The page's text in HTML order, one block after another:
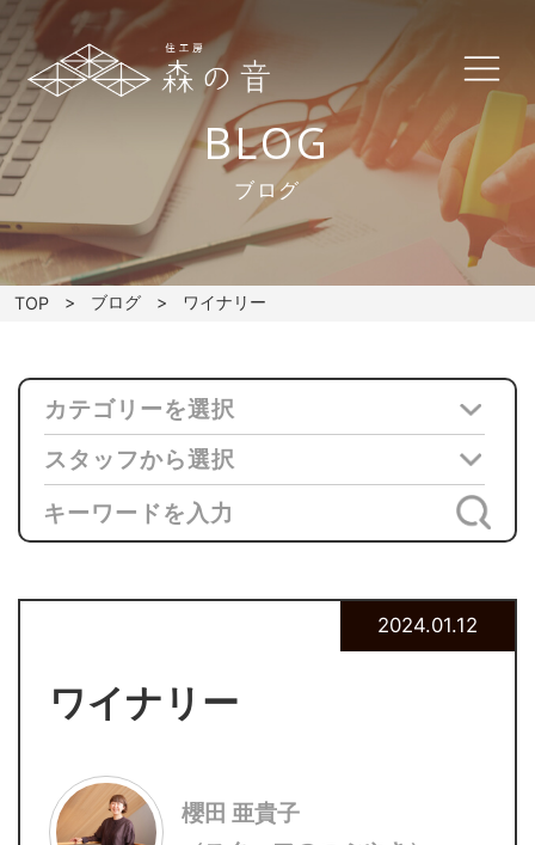
BLOG
ブログ
TOP ブログ ワイナリー
ワイナリー
2024.01.12
櫻田 亜貴子